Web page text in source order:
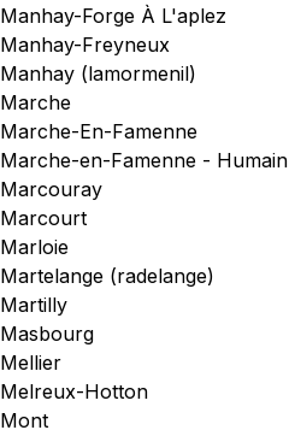
Manhay-Forge À L'aplez
Manhay-Freyneux
Manhay (lamormenil)
Marche
Marche-En-Famenne
Marche-en-Famenne - Humain
Marcouray
Marcourt
Marloie
Martelange (radelange)
Martilly
Masbourg
Mellier
Melreux-Hotton
Mont